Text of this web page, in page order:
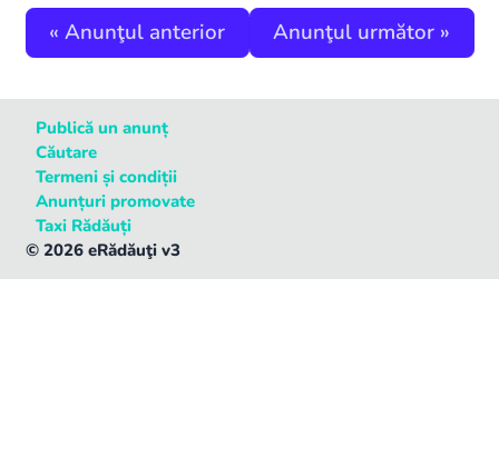
« Anunţul anterior Anunţul următor »
Publică un anunț
Căutare
Termeni și condiții
Anunțuri promovate
Taxi Rădăuți
© 2026 eRădăuţi v3